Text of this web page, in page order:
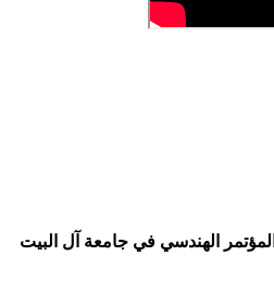
الهندسي في جامعة آل البيت